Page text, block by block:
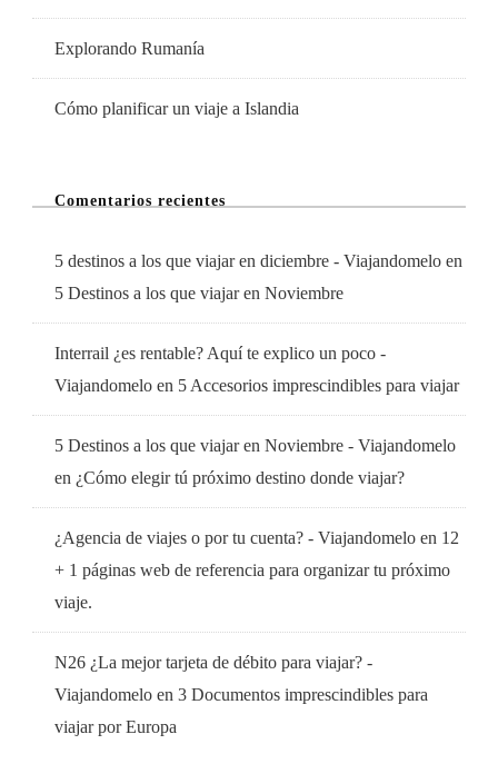
Explorando Rumanía
Cómo planificar un viaje a Islandia
Comentarios recientes
5 destinos a los que viajar en diciembre - Viajandomelo en
5 Destinos a los que viajar en Noviembre
Interrail ¿es rentable? Aquí te explico un poco -
Viajandomelo en 5 Accesorios imprescindibles para viajar
5 Destinos a los que viajar en Noviembre - Viajandomelo
en ¿Cómo elegir tú próximo destino donde viajar?
¿Agencia de viajes o por tu cuenta? - Viajandomelo en 12
+ 1 páginas web de referencia para organizar tu próximo
viaje.
N26 ¿La mejor tarjeta de débito para viajar? -
Viajandomelo en 3 Documentos imprescindibles para
viajar por Europa